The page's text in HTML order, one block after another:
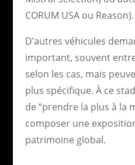
CORUM USA ou Reason).
D’autres véhicules
important, souvent
selon les cas, mais
plus spécifique. À ce
de “prendre la plus à la
composer une
patrimoine global.